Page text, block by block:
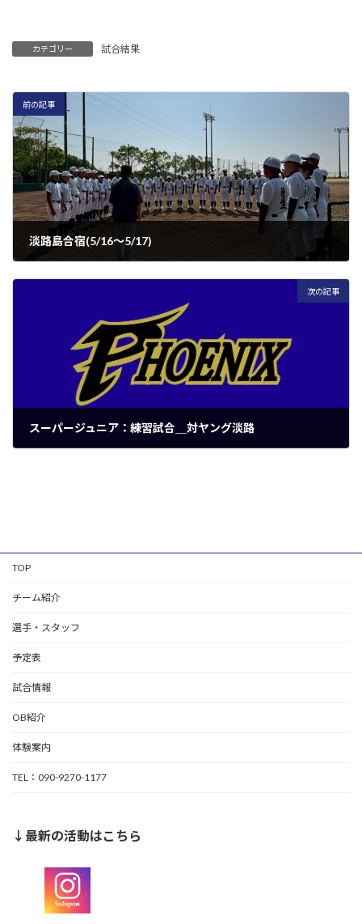
カテゴリー 試合結果
前の記事
淡路島合宿(5/16～5/17)
次の記事
スーパージュニア：練習試合＿対ヤング淡路
TOP
チーム紹介
選手・スタッフ
予定表
試合情報
OB紹介
体験案内
TEL：090-9270-1177
↓最新の活動はこちら